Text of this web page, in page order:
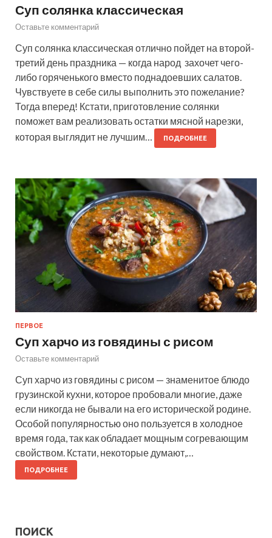
Суп солянка классическая
Оставьте комментарий
Суп солянка классическая отлично пойдет на второй-
третий день праздника — когда народ захочет чего-
либо горяченького вместо поднадоевших салатов.
Чувствуете в себе силы выполнить это пожелание?
Тогда вперед! Кстати, приготовление солянки
поможет вам реализовать остатки мясной нарезки,
которая выглядит не лучшим…
ПОДРОБНЕЕ
ПЕРВОЕ
Суп харчо из говядины с рисом
Оставьте комментарий
Суп харчо из говядины с рисом — знаменитое блюдо
грузинской кухни, которое пробовали многие, даже
если никогда не бывали на его исторической родине.
Особой популярностью оно пользуется в холодное
время года, так как обладает мощным согревающим
свойством. Кстати, некоторые думают,…
ПОДРОБНЕЕ
ПОИСК